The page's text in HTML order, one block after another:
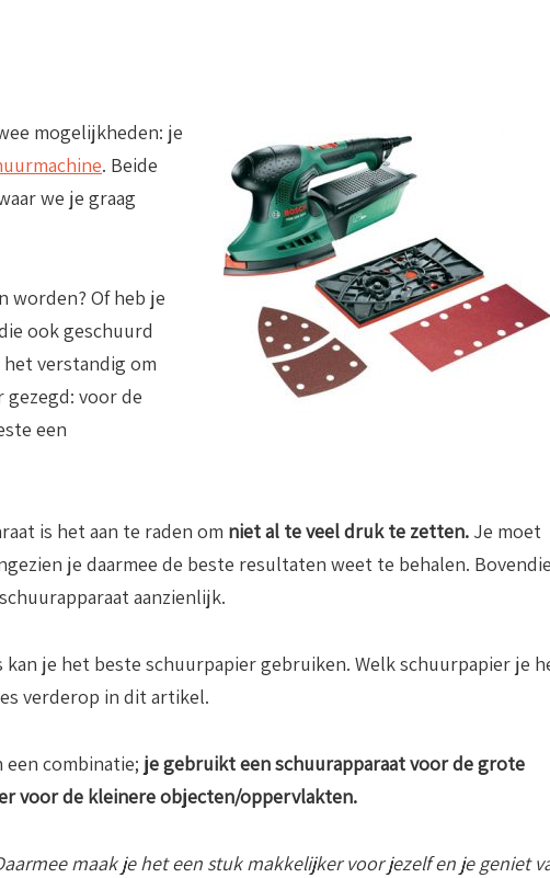
mogelijkheden: je
. Beide
we je graag
worden? Of heb je
ook geschuurd
verstandig om
voor de
een
is het aan te raden om niet al te veel druk te zetten. Je moet
je daarmee de beste resultaten weet te behalen.
aanzienlijk.
je het beste schuurpapier gebruiken. Welk schuurpapier je
verderop in dit artikel.
combinatie; je gebruikt een schuurapparaat voor de grote
voor de kleinere objecten/oppervlakten.
maak je het een stuk makkelijker voor jezelf en je geniet